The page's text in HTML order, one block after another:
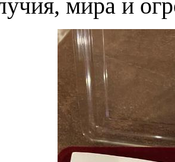
мира и